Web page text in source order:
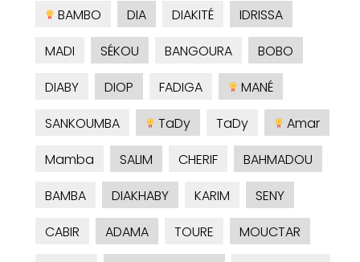
BAMBO
DIA DIAKITÉ
IDRISSA
MADI
SÉKOU BANGOURA
BOBO
DIABY
DIOP FADIGA
MANÉ
SANKOUMBA
TaDy TaDy
Amar
Mamba
SALIM CHERIF
BAHMADOU
BAMBA
DIAKHABY KARIM
SENY
CABIR
ADAMA TOURE
MOUCTAR